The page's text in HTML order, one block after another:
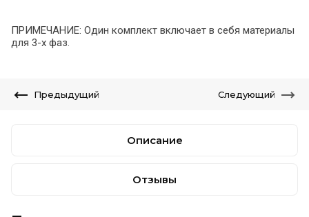
ПРИМЕЧАНИЕ: Один комплект включает в себя материалы
для 3-х фаз.
Предыдущий Следующий
Описание
Отзывы